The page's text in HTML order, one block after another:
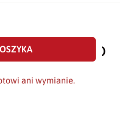
do
ani wymianie.